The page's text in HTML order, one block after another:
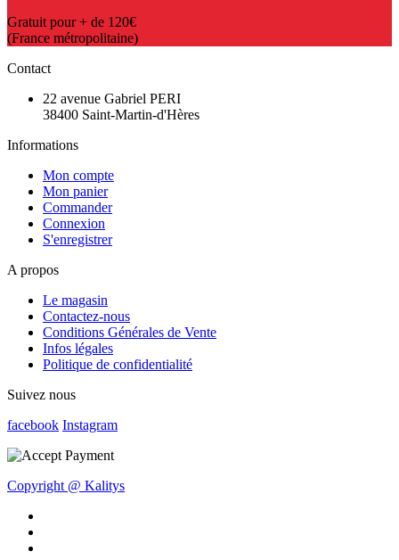
Gratuit pour + de 120€
(France métropolitaine)
Contact
22 avenue Gabriel PERI
38400 Saint-Martin-d'Hères
Informations
Mon compte
Mon panier
Commander
Connexion
S'enregistrer
A propos
Le magasin
Contactez-nous
Conditions Générales de Vente
Infos légales
Politique de confidentialité
Suivez nous
facebook Instagram
Copyright @ Kalitys